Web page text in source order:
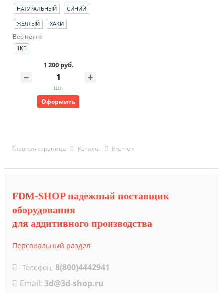
НАТУРАЛЬНЫЙ
СИНИЙ
ЖЕЛТЫЙ
ХАКИ
Вес нетто
1КГ
1 200 руб.
шт.
Оформить
Главная страница Каталог Kremen
FDM-SHOP надежный поставщик
оборудования
для аддитивного производства
Персональный раздел
Телефон: 8(800)4442941
Email: 3d@3d-shop.ru